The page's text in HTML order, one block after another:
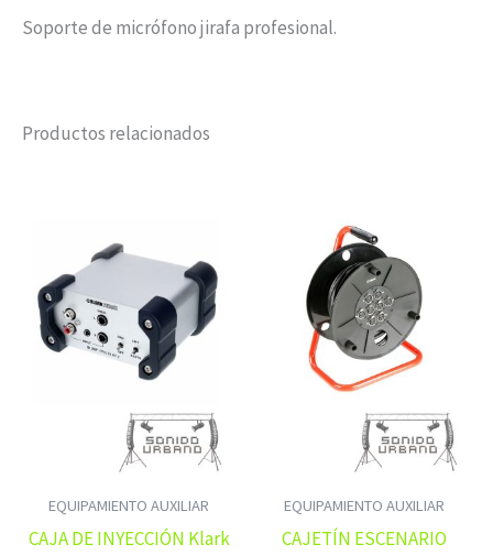
Soporte de micrófono jirafa profesional.
Productos relacionados
EQUIPAMIENTO AUXILIAR
CAJA DE INYECCIÓN Klark
EQUIPAMIENTO AUXILIAR
CAJETÍN ESCENARIO